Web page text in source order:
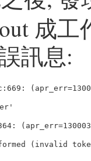
成
訊息: